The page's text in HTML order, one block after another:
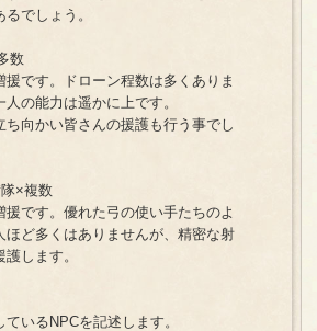
でしょう。
数
です。ドローン程数は多くありま
の能力は遥かに上です。
向かい皆さんの援護も行う事でし
×複数
です。優れた弓の使い手たちのよ
ほど多くはありませんが、精密な射
します。
いるNPCを記述します。